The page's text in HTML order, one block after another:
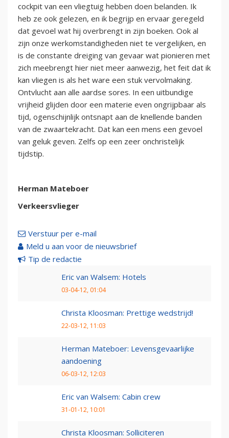
cockpit van een vliegtuig hebben doen belanden. Ik
heb ze ook gelezen, en ik begrijp en ervaar geregeld
dat gevoel wat hij overbrengt in zijn boeken. Ook al
zijn onze werkomstandigheden niet te vergelijken, en
is de constante dreiging van gevaar wat pionieren met
zich meebrengt hier niet meer aanwezig, het feit dat ik
kan vliegen is als het ware een stuk vervolmaking.
Ontvlucht aan alle aardse sores. In een uitbundige
vrijheid glijden door een materie even ongrijpbaar als
tijd, ogenschijnlijk ontsnapt aan de knellende banden
van de zwaartekracht. Dat kan een mens een gevoel
van geluk geven. Zelfs op een zeer onchristelijk
tijdstip.
Herman Mateboer
Verkeersvlieger
Verstuur per e-mail
Meld u aan voor de nieuwsbrief
Tip de redactie
Eric van Walsem: Hotels
03-04-12, 01:04
Christa Kloosman: Prettige wedstrijd!
22-03-12, 11:03
Herman Mateboer: Levensgevaarlijke
aandoening
06-03-12, 12:03
Eric van Walsem: Cabin crew
31-01-12, 10:01
Christa Kloosman: Solliciteren